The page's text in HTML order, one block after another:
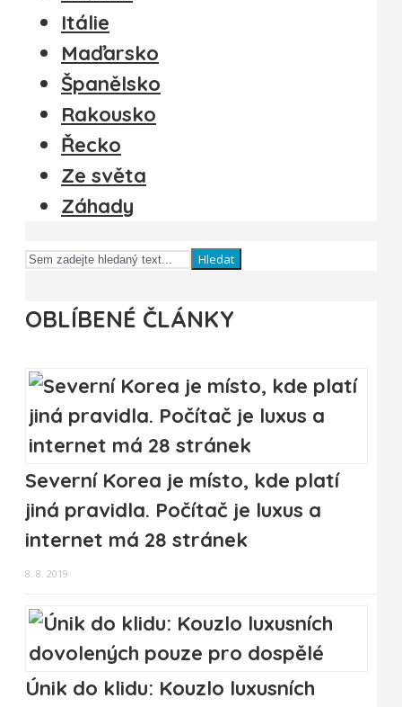
Itálie
Maďarsko
Španělsko
Rakousko
Řecko
Ze světa
Záhady
Hledat
OBLÍBENÉ ČLÁNKY
Severní Korea je místo, kde platí
jiná pravidla. Počítač je luxus a
internet má 28 stránek
8. 8. 2019
Únik do klidu: Kouzlo luxusních